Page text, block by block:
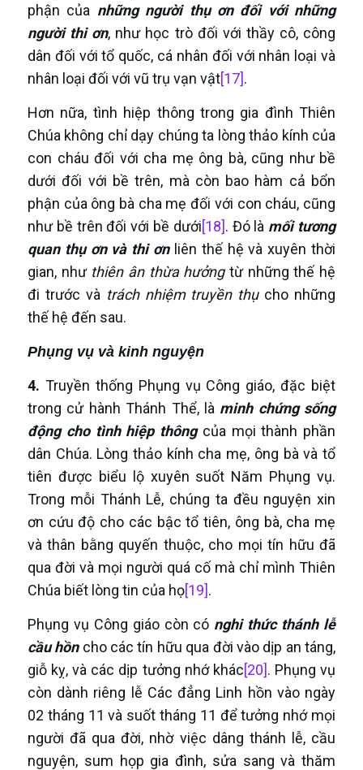
phận của những người thụ ơn đối với những
người thi ơn, như học trò đối với thầy cô, công
dân đối với tổ quốc, cá nhân đối với nhân loại và
nhân loại đối với vũ trụ vạn vật[17].
Hơn nữa, tình hiệp thông trong gia đình Thiên
Chúa không chỉ dạy chúng ta lòng thảo kính của
con cháu đối với cha mẹ ông bà, cũng như bề
dưới đối với bề trên, mà còn bao hàm cả bổn
phận của ông bà cha mẹ đối với con cháu, cũng
như bề trên đối với bề dưới[18]. Đó là mối tương
quan thụ ơn và thi ơnliên thế hệ và xuyên thời
gian, như thiên ân thừa hưởngtừ những thế hệ
đi trước và trách nhiệm truyền thụ cho những
thế hệ đến sau.
Phụng vụ và kinh nguyện
4. Truyền thống Phụng vụ Công giáo, đặc biệt
trong cử hành Thánh Thể, là minh chứng sống
động cho tình hiệp thôngcủa mọi thành phần
dân Chúa. Lòng thảo kính cha mẹ, ông bà và tổ
tiên được biểu lộ xuyên suốt Năm Phụng vụ.
Trong mỗi Thánh Lễ, chúng ta đều nguyện xin
ơn cứu độ cho các bậc tổ tiên, ông bà, cha mẹ
và thân bằng quyến thuộc, cho mọi tín hữu đã
qua đời và mọi người quá cố mà chỉ mình Thiên
Chúa biết lòng tin của họ[19].
Phụng vụ Công giáo còn có nghi thức thánh lễ
cầu hồncho các tín hữu qua đời vào dịp an táng,
giỗ kỵ, và các dịp tưởng nhớ khác[20]. Phụng vụ
còn dành riêng lễ Các đẳng Linh hồn vào ngày
02 tháng 11 và suốt tháng 11 để tưởng nhớ mọi
người đã qua đời, nhờ việc dâng thánh lễ, cầu
nguyện, sum họp gia đình, sửa sang và thăm